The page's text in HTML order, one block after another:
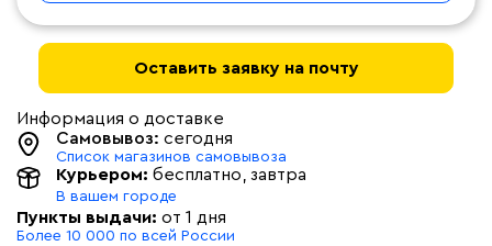
Оставить заявку на почту
Информация о доставке
Самовывоз: сегодня
Список магазинов самовывоза
Курьером: бесплатно , завтра
В вашем городе
Пункты выдачи: от 1 дня
Более 10 000 по всей России